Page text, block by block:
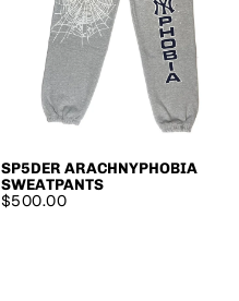
SP5DER ARACHNYPHOBIA
SWEATPANTS
$500.00